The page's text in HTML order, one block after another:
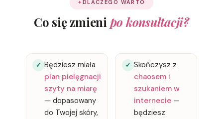
DLACZEGO WARTO
Co się zmieni po konsultacji?
✓ Będziesz miała
plan pielęgnacji
szyty na miarę
— dopasowany
do Twojej skóry,
✓ Skończysz z
chaosem i
szukaniem w
internecie—
będziesz